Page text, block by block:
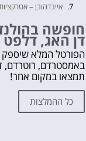
איינדהובן –
אדריכלות וטיולים
חופשה בהולנד |
לקבלת ייעוץ
אהבת? נא לשתף!
עוד דברים שאסור
מה לראות
לחצו על הכפתור
חופשה
דן האג, דלפט
הפורטל המלא שיספק
באמסטרדם, רוטרדם,
תמצאו במקום אחר!
כל ההמלצות